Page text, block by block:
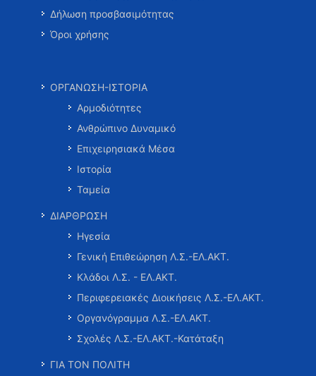
Δήλωση προσβασιμότητας
Όροι χρήσης
ΟΡΓΑΝΩΣΗ-ΙΣΤΟΡΙΑ
Αρμοδιότητες
Ανθρώπινο Δυναμικό
Επιχειρησιακά Μέσα
Ιστορία
Ταμεία
ΔΙΑΡΘΡΩΣΗ
Ηγεσία
Γενική Επιθεώρηση Λ.Σ.-ΕΛ.ΑΚΤ.
Κλάδοι Λ.Σ. - ΕΛ.ΑΚΤ.
Περιφερειακές Διοικήσεις Λ.Σ.-ΕΛ.ΑΚΤ.
Οργανόγραμμα Λ.Σ.-ΕΛ.ΑΚΤ.
Σχολές Λ.Σ.-ΕΛ.ΑΚΤ.-Κατάταξη
ΓΙΑ ΤΟΝ ΠΟΛΙΤΗ